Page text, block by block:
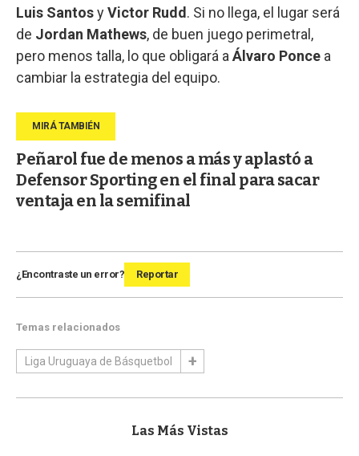
Luis SantosyVictor Rudd . Si no llega, el lugar será
de Jordan Mathews, de buen juego perimetral,
pero menos talla, lo que obligará a Álvaro Ponce a
cambiar la estrategia del equipo.
Peñarol fue de menos a más y aplastó a
Defensor Sporting en el final para sacar
ventaja en la semifinal
¿Encontraste un error? Reportar
Temas relacionados
Liga Uruguaya de Básquetbol
Las Más Vistas